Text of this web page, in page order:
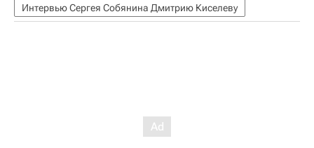
Интервью Сергея Собянина Дмитрию Киселеву